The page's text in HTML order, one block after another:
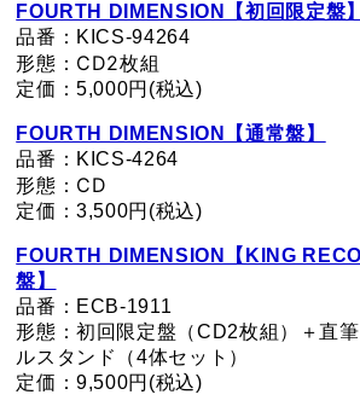
FOURTH DIMENSION【初回限定盤
品番：KICS-94264
形態：CD2枚組
定価：5,000円(税込)
FOURTH DIMENSION【通常盤】
品番：KICS-4264
形態：CD
定価：3,500円(税込)
FOURTH DIMENSION【KING
盤】
品番：ECB-1911
形態：初回限定盤（CD2枚組）＋直
ルスタンド（4体セット）
定価：9,500円(税込)